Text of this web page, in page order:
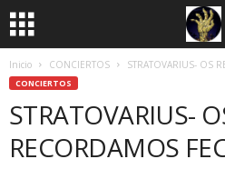
Inicio CONCIERTOS STRATOVARIUS- OS
CONCIERTOS
STRATOVARIUS-
RECORDAMOS